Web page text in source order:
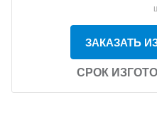
ЗАКАЗАТЬ
СРОК